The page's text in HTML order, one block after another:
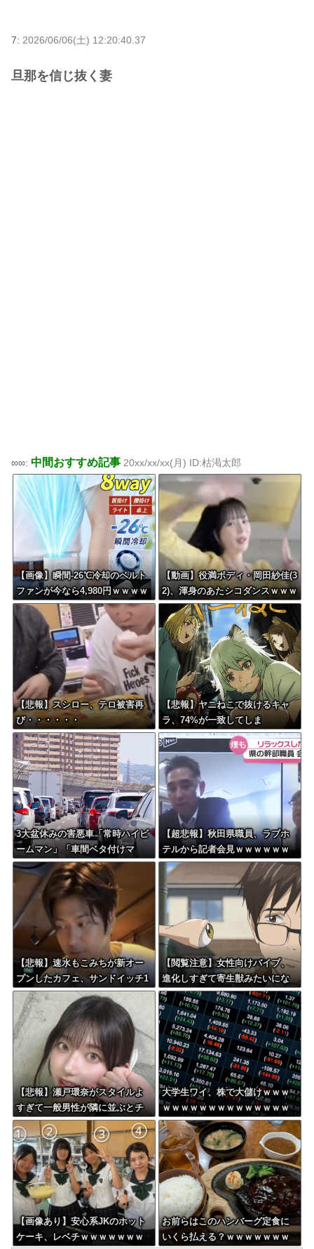
7: 2026/06/06(土) 12:20:40.37
旦那を信じ抜く妻
∞∞: 中間おすすめ記事 20xx/xx/xx(月) ID:枯渇太郎
【画像】瞬間-26℃冷却のベルト
ファンが今なら4,980円ｗｗｗｗ
ｗｗ
【動画】役満ボディ・岡田紗佳(3
2)、渾身のあたシコダンスｗｗｗ
ｗｗｗ
【悲報】スシロー、テロ被害再
び・・・・・・
【悲報】ヤニねこで抜けるキャ
ラ、74%が一致してしま
う・・・
3大盆休みの害悪車「常時ハイビ
ームマン」「車間ベタ付けマ
ン」「法定速度絶対遵守マン」
【超悲報】秋田県職員、ラブホ
テルから記者会見ｗｗｗｗｗｗ
ｗｗｗ
【悲報】速水もこみちが新オー
プンしたカフェ、サンドイッチ1
つ3000円ｗｗｗｗｗｗｗｗｗｗ
ｗｗｗ
【閲覧注意】女性向けバイブ、
進化しすぎて寄生獣みたいにな
ってしまう・・・
【悲報】瀬戸環奈がスタイルよ
すぎて一般男性が隣に並ぶとチ
ンチクリンに見えてしまう
大学生ワイ、株で大儲けｗｗｗ
ｗｗｗｗｗｗｗｗｗｗｗｗｗｗ
ｗｗｗｗｗｗ
【画像あり】安心系JKのホット
ケーキ、レベチｗｗｗｗｗｗｗ
お前らはこのハンバーグ定食に
いくら払える？ｗｗｗｗｗｗｗ